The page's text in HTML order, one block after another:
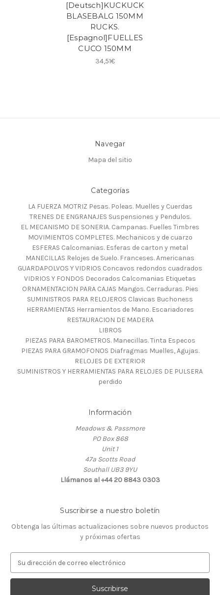
[Deutsch]KUCKUCK
BLASEBALG 150MM
RUCKS.
[Espagnol]FUELLES
CUCO 150MM
34,51€
Navegar
Mapa del sitio
Categorías
LA FUERZA MOTRIZ Pesas. Poleas. Muelles y Cuerdas
TRENES DE ENGRANAJES Suspensiones y Pendulos.
EL MECANISMO DE SONERIA. Campanas. Fuelles Timbres
MOVIMIENTOS COMPLETES. Mechanicos y de cuarzo
ESFERAS Calcomanias. Esferas de carton y metal
MANECILLAS Relojes de Suelo. Franceses. Americanas
GUARDAPOLVOS Y VIDRIOS Concavos redondos cuadrados
VIDRIOS Y FONDOS Decorados Calcomanias Etiquetas
ORNAMENTACION PARA CAJAS Mangos. Cerraduras. Pies
SUMINISTROS PARA RELOJEROS Clavicas Buchoness
HERRAMIENTAS Herramientos de Mano. Escariadores
RESTAURACION DE MADERA
LIBROS
PIEZAS PARA BAROMETROS. Manecillas. Tinta Especos
PIEZAS PARA GRAMOFONOS Diafragmas Muelles, Agujas.
RELOJES DE EXTERIOR
SUMINISTROS Y HERRAMIENTAS PARA RELOJES DE PULSERA
perdido
Información
Meadows & Passmore
PO Box 868
Unit 1
47a Scotts Road
Southall UB3 9YU
Llámanos al +44 20 8843 0303
Suscribirse a nuestro boletín
Obtenga las últimas actualizaciones sobre nuevos productos
y próximas ofertas
r